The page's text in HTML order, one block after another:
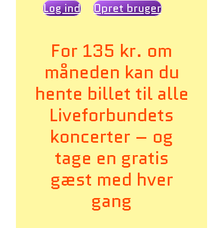
Log ind Opret bruger
For 135 kr. om
måneden kan du
hente billet til alle
Liveforbundets
koncerter – og
tage en gratis
gæst med hver
gang